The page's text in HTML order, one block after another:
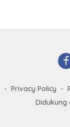
Privacy Policy
Didukung